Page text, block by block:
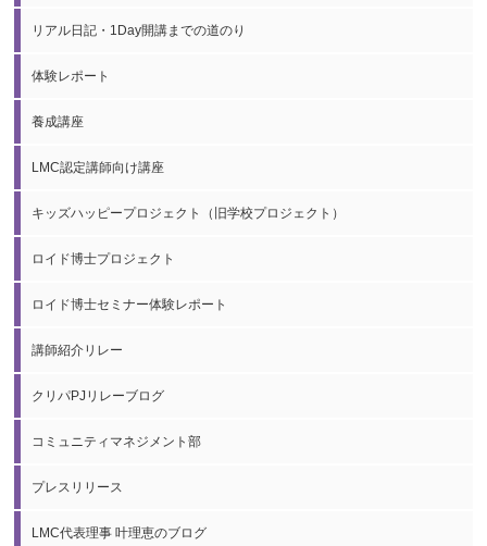
リアル日記・1Day開講までの道のり
体験レポート
養成講座
LMC認定講師向け講座
キッズハッピープロジェクト（旧学校プロジェクト）
ロイド博士プロジェクト
ロイド博士セミナー体験レポート
講師紹介リレー
クリパPJリレーブログ
コミュニティマネジメント部
プレスリリース
LMC代表理事 叶理恵のブログ